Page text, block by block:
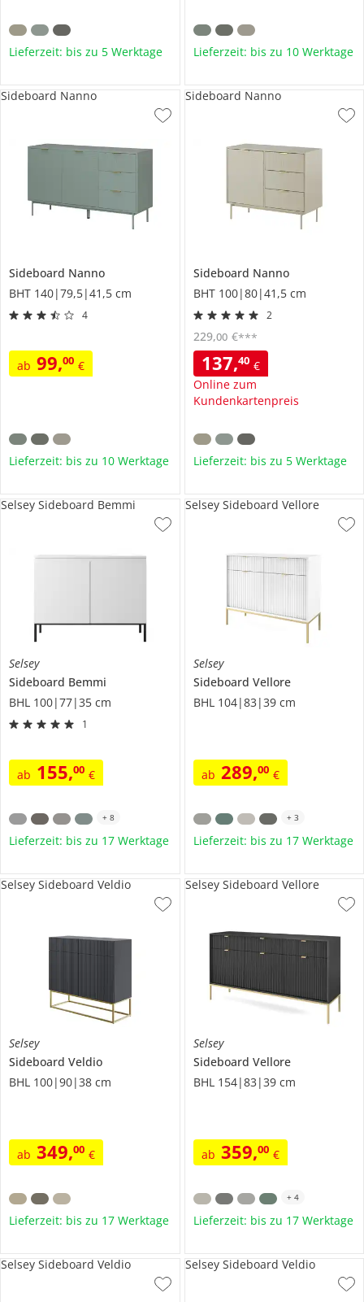
Lieferzeit: bis zu 5 Werktage Lieferzeit: bis zu 10 Werktage
Sideboard Nanno
BHT 140|79,5|41,5 cm
4
ab 99,00 €
Sideboard Nanno
Lieferzeit: bis zu 10 Werktage
Sideboard Nanno
BHT 100|80|41,5 cm
2
137,40 €
Online zum
Kundenkartenpreis
229,00 €***
Sideboard Nanno
Lieferzeit: bis zu 5 Werktage
Selsey
Sideboard Bemmi
BHL 100|77|35 cm
1
ab 155,00 €
Selsey Sideboard Bemmi
+ 8
Lieferzeit: bis zu 17 Werktage
Selsey
Sideboard Vellore
BHL 104|83|39 cm
ab 289,00 €
Selsey Sideboard Vellore
+ 3
Lieferzeit: bis zu 17 Werktage
Selsey
Sideboard Veldio
BHL 100|90|38 cm
ab 349,00 €
Selsey Sideboard Veldio
Lieferzeit: bis zu 17 Werktage
Selsey
Sideboard Vellore
BHL 154|83|39 cm
ab 359,00 €
Selsey Sideboard Vellore
+ 4
Lieferzeit: bis zu 17 Werktage
Selsey Sideboard Veldio Selsey Sideboard Veldio